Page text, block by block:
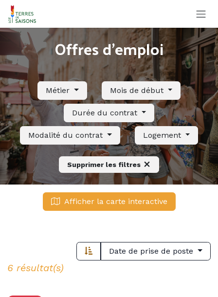
Se rendre au contenu
Offres d'emploi
Métier Mois de début
Durée du contrat
Modalité du contrat Logement
Supprimer les filtres
Afficher la carte interactive
Date de prise de poste
6 résultat(s)